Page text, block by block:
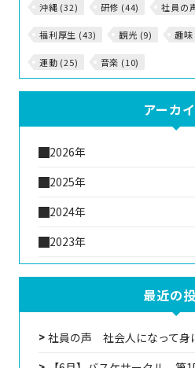
沖縄 (32) 研修 (44) 社員の
福利厚生 (43) 観光 (9) 趣
運動 (25) 音楽 (10)
アーカ
2026年
2025年
2024年
2023年
最近の
社員の声 社会人になって身